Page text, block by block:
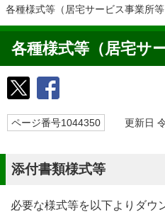
各種様式等（居宅サービス事業所等
各種様式等（居宅サ
ページ番号1044350 更新日
添付書類様式等
必要な様式等を以下よりダウ